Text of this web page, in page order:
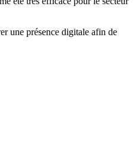
une présence digitale afin de